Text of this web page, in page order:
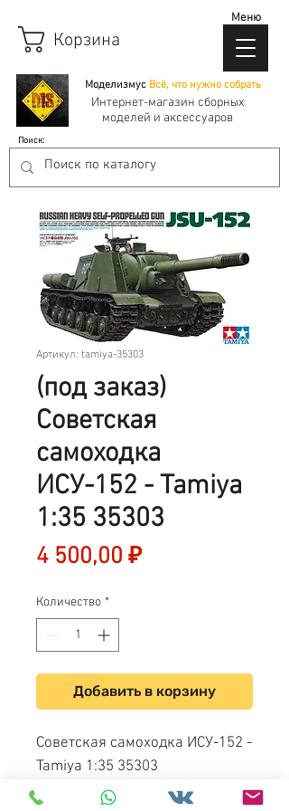
Моделизмус Всё, что нужно собрать
Корзина
Интернет-магазин сборных
моделей и аксессуаров
Поиск:
Меню
Артикул: tamiya-35303
(под заказ)
Советская
самоходка
ИСУ-152 - Tamiya
1:35 35303
4 500,00 ₽Цена
Количество *
Добавить в корзину
Советская самоходка ИСУ-152 -
Tamiya 1:35 35303
Russian Heavy Self-Propelled